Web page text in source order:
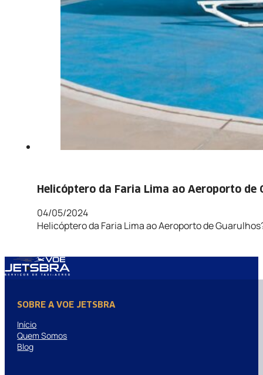
Helicóptero da Faria Lima ao Aeroporto de
04/05/2024
Helicóptero da Faria Lima ao Aeroporto de
SOBRE A VOE JETSBRA
Início
Quem Somos
Blog